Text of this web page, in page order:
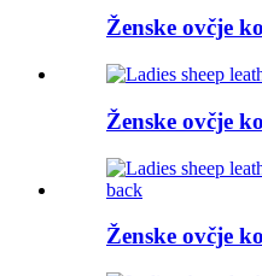
Ženske ovčje
Ženske ovčje
Ženske ovčje